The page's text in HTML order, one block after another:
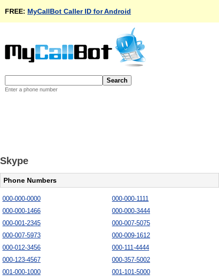
FREE: MyCallBot Caller ID for Android
Enter a phone number
Skype
Phone Numbers
000-000-0000
000-000-1111
000-000-1466
000-000-3444
000-001-2345
000-007-5075
000-007-5973
000-009-1612
000-012-3456
000-111-4444
000-123-4567
000-357-5002
001-000-1000
001-101-5000